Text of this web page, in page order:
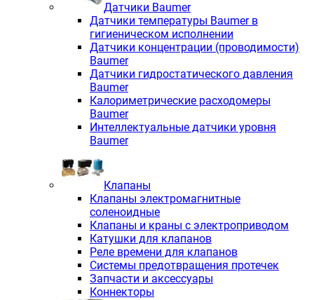
Датчики Baumer
Датчики температуры Baumer в
гигиеническом исполнении
Датчики концентрации (проводимости)
Baumer
Датчики гидростатического давления
Baumer
Калориметрические расходомеры
Baumer
Интеллектуальные датчики уровня
Baumer
Клапаны
Клапаны электромагнитные
соленоидные
Клапаны и краны с электроприводом
Катушки для клапанов
Реле времени для клапанов
Системы предотвращения протечек
Запчасти и аксессуары
Коннекторы